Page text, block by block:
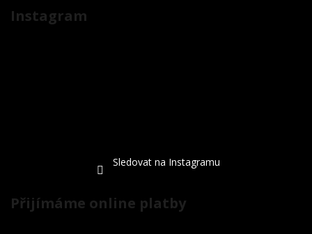
Instagram
Sledovat na Instagramu
Přijímáme online platby